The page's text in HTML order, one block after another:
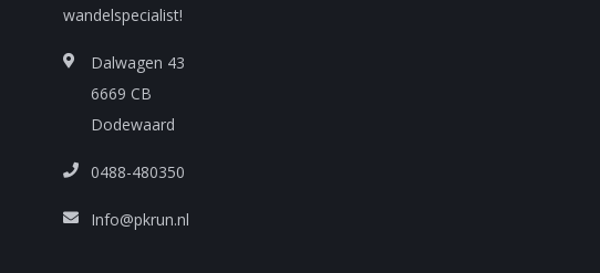
wandelspecialist!
Dalwagen 43
6669 CB
Dodewaard
0488-480350
Info@pkrun.nl